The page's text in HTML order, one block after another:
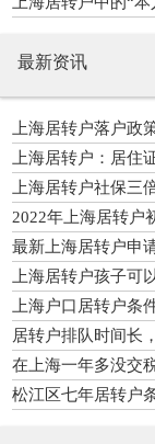
最新资讯
上海居转户落户政
上海居转户：居住
上海居转户社保三
2022年上海居转户
最新上海居转户申
上海居转户孩子可
上海户口居转户条
居转户排队时间长
在上海一年多没交
松江区七年居转户